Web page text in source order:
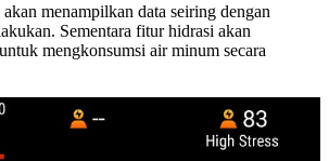
menampilkan data seiring dengan
Sementara fitur hidrasi akan
mengkonsumsi air minum secara